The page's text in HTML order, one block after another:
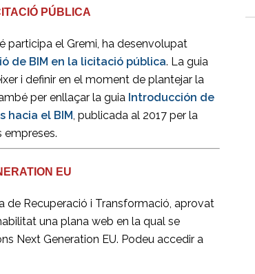
PÚBLICA
participa el Gremi, ha desenvolupat
de BIM en la licitació pública. La guia
i definir en el moment de plantejar la
per enllaçar la guia Introducción de
hacia el BIM, publicada al 2017 per la
empreses.
EU
de Recuperació i Transformació, aprovat
una plana web en la qual se
Next Generation EU. Podeu accedir a